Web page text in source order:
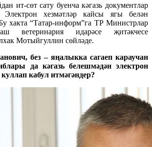
ит-сөт сату буенча кәгазь документлар
Электрон хезмәтләр кайсы ягы белән
хакта “Татар-информ”га ТР Министрлар
ветеринария идарәсе җитәкчесе
Мотыйгуллин сөйләде.
без – яңалыкка сагаеп караучан
да кәгазь белешмәдән электрон
кабул итмәгәндер?